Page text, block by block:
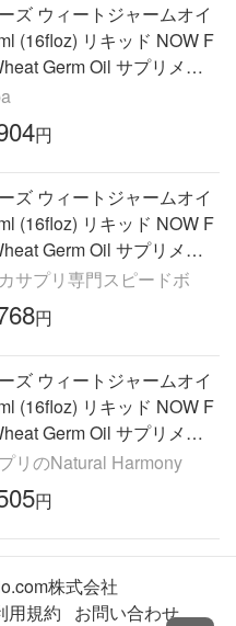
ズ ウィートジャームオイ
(16floz) リキッド NOW F
Germ Oil サプリメン
芽油 ビタミンE オクタコ
円
ズ ウィートジャームオイ
(16floz) リキッド NOW F
Germ Oil サプリメン
芽油 ビタミンE オクタコ
サプリ専門スピードボ
円
ズ ウィートジャームオイ
(16floz) リキッド NOW F
Germ Oil サプリメン
芽油 ビタミンE オクタコ
リのNatural Harmony
円
株式会社
用規約 お問い合わせ